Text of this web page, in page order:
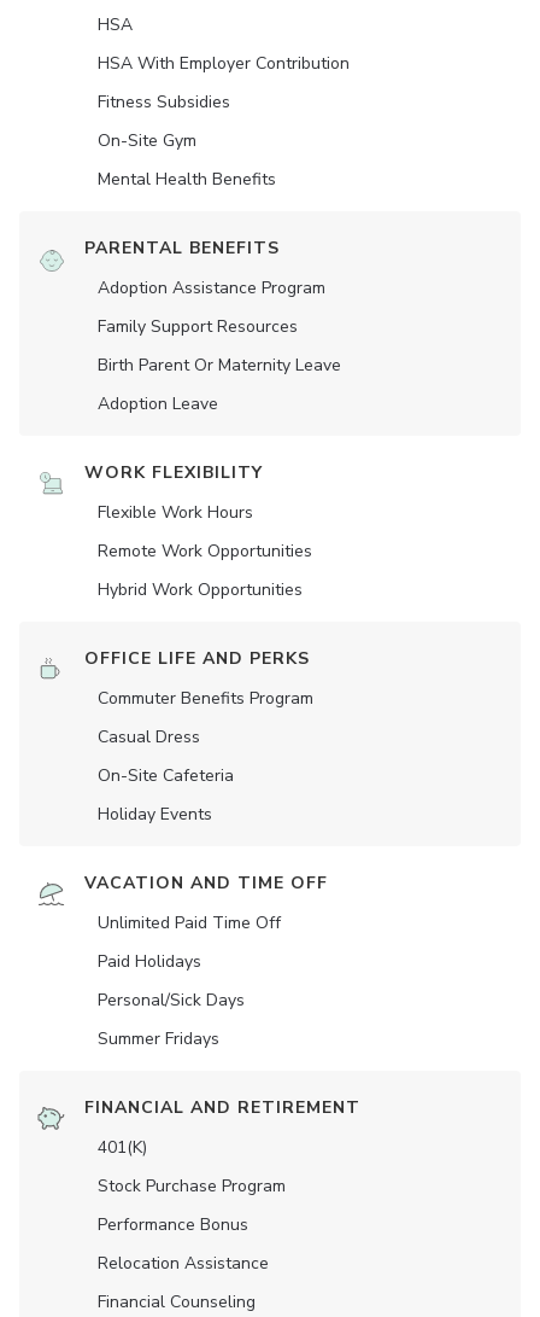
HSA
HSA With Employer Contribution
Fitness Subsidies
On-Site Gym
Mental Health Benefits
PARENTAL BENEFITS
Adoption Assistance Program
Family Support Resources
Birth Parent Or Maternity Leave
Adoption Leave
WORK FLEXIBILITY
Flexible Work Hours
Remote Work Opportunities
Hybrid Work Opportunities
OFFICE LIFE AND PERKS
Commuter Benefits Program
Casual Dress
On-Site Cafeteria
Holiday Events
VACATION AND TIME OFF
Unlimited Paid Time Off
Paid Holidays
Personal/Sick Days
Summer Fridays
FINANCIAL AND RETIREMENT
401(K)
Stock Purchase Program
Performance Bonus
Relocation Assistance
Financial Counseling